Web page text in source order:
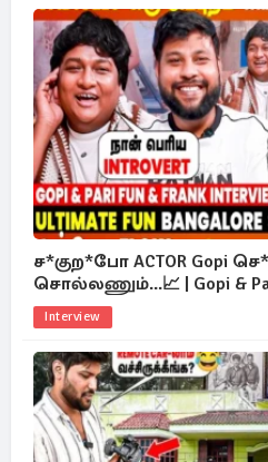
ச*குற*போ ACTOR Gopi
சொல்லணும்...📈 | Gopi &
Interview